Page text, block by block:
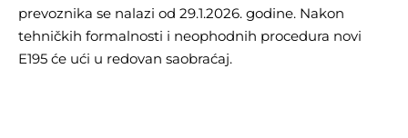
prevoznika se nalazi od 29.1.2026. godine. Nakon
tehničkih formalnosti i neophodnih procedura novi
E195 će ući u redovan saobraćaj.